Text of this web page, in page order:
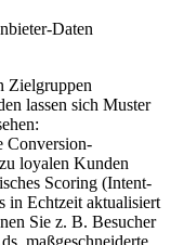
Daten
Zielgruppen
l‬assen s‬ich Muster
Conversion-
loyalen Kunden
Scoring (Intent-
i‬n Echtzeit aktualisiert
S‬ie z. B. Besucher
maßgeschneiderte